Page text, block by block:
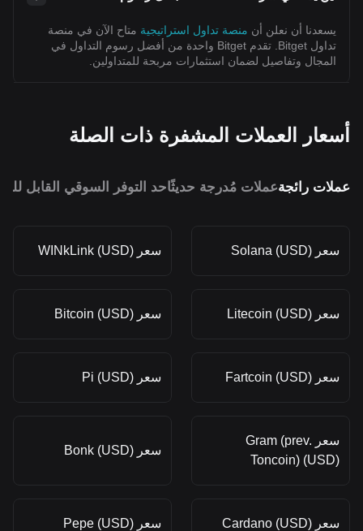
يسعدنا أن نعلن أن منصة تداول استراتيجية متاح الآن في منصة
تداول Bitget. تقدم Bitget واحدة من أفضل رسوم التداول في
المجال وتفاصيل لضمان استثمارات مربحة للمتداولين.
أسعار العملات المشفرة ذات الصلة
عملات رائجةعملات مُدرجة حديثًاحد التوفر السوقي القابل
سعر Solana (USD) سعر WINkLink (USD)
سعر Litecoin (USD) سعر Bitcoin (USD)
سعر Fartcoin (USD) سعر Pi (USD)
سعر Gram (prev.
Toncoin) (USD)
سعر Bonk (USD)
سعر Cardano (USD) سعر Pepe (USD)